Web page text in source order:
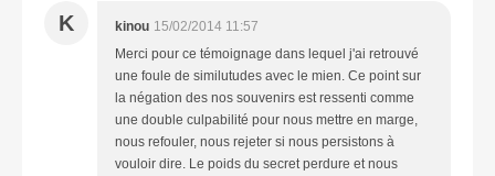
K kinou 15/02/2014 11:57
Merci pour ce témoignage dans lequel j'ai retrouvé
une foule de similutudes avec le mien. Ce point sur
la négation des nos souvenirs est ressenti comme
une double culpabilité pour nous mettre en marge,
nous refouler, nous rejeter si nous persistons à
vouloir dire. Le poids du secret perdure et nous